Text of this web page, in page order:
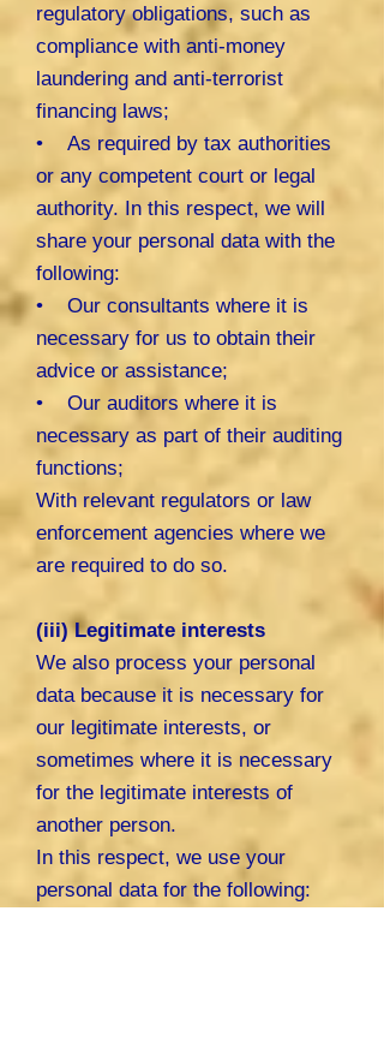
regulatory obligations, such as
compliance with anti-money
laundering and anti-terrorist
financing laws;
• As required by tax authorities
or any competent court or legal
authority. In this respect, we will
share your personal data with the
following:
• Our consultants where it is
necessary for us to obtain their
advice or assistance;
• Our auditors where it is
necessary as part of their auditing
functions;
With relevant regulators or law
enforcement agencies where we
are required to do so.
(iii) Legitimate interests
We also process your personal
data because it is necessary for
our legitimate interests, or
sometimes where it is necessary
for the legitimate interests of
another person.
In this respect, we use your
personal data for the following: